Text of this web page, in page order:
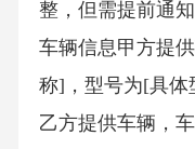
整，但需提前通
车辆信息甲方提
称]，型号为[具体
乙方提供车辆，